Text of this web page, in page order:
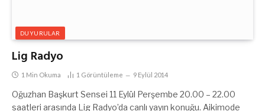
DUYURULAR
Lig Radyo
1 Min Okuma 1 Görüntüleme 9 Eylül 2014
Oğuzhan Başkurt Sensei 11 Eylül Perşembe 20.00 – 22.00
saatleri arasında Lig Radyo’da canlı yayın konuğu. Aikimode